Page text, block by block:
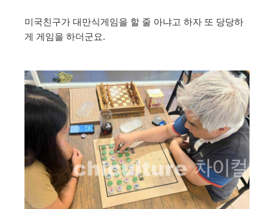
미국친구가 대만식게임을 할 줄 아냐고 하자 또 당당하
게 게임을 하더군요.